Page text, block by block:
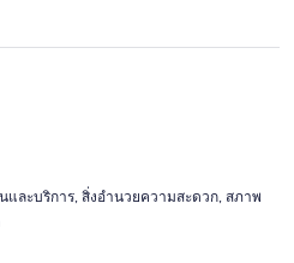
ละบริการ, สิ่งอำนวยความสะดวก, สภาพ